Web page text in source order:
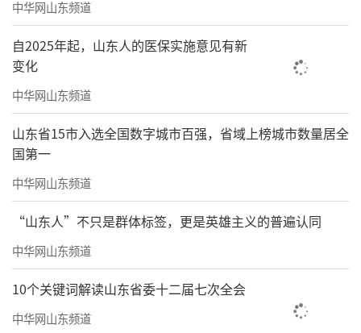
中华网山东频道
自2025年起，山东人的医保实施意见有新
变化
中华网山东频道
山东省15市入选全国数字城市百强，省域上榜城市数量居全
国第一
中华网山东频道
“山东人”不只是群体标签，更是英雄主义的普遍认同
中华网山东频道
10个关键词解读山东省委十二届七次全会
中华网山东频道